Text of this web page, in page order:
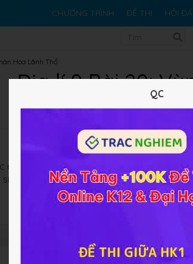
CHƯƠNG TRÌNH ĐỀ THI HỎI
Hóa Lãnh Thổ
Địa lí 9 Bài 20:
em bài học: Bài 20: Vùng Đồng bằng sông
mà còn cho quý thầy cô trong việc
QC